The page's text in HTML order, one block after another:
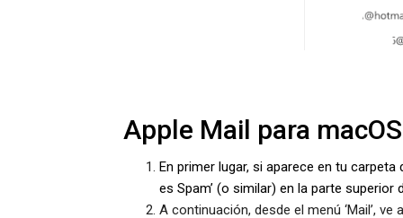
Apple Mail para macOS
En primer lugar, si aparece en tu
es Spam’ (o similar) en la parte superior
A continuación, desde el menú ‘Mail’, ve